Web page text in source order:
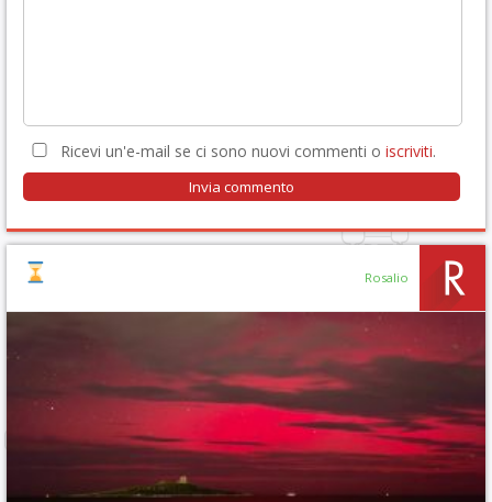
Ricevi un'e-mail se ci sono nuovi commenti o iscriviti.
Rosalio